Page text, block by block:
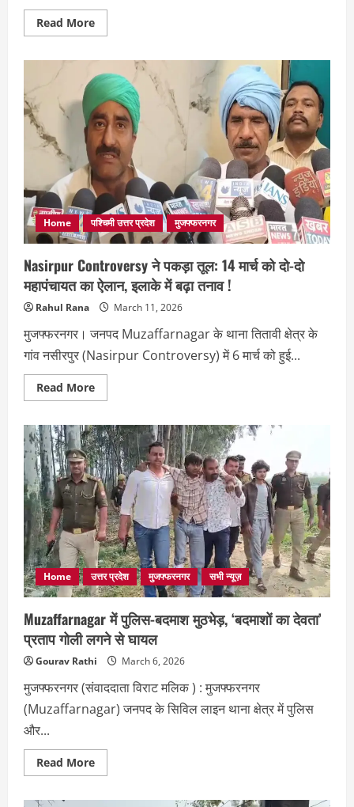
Read MoreRead
more
अवैध
वसूली
और
धमकी
का
आरोप,
पुलिस
जांच
में
जुटी
Home पश्चिमी उत्तर प्रदेश मुजफ्फरनगर
Nasirpur Controversy ने पकड़ा तूल: 14 मार्च को दो-दो
महापंचायत का ऐलान, इलाके में बढ़ा तनाव !
Rahul Rana March 11, 2026
मुजफ्फरनगर। जनपद Muzaffarnagar के थाना तितावी क्षेत्र के
गांव नसीरपुर (Nasirpur Controversy) में 6 मार्च को हुई...
Read MoreRead
more
Controversy
ने
पकड़ा
तूल:
14
मार्च
को
दो-
दो
महापंचायत
का
ऐलान,
इलाके
में
बढ़ा
तनाव
Home उत्तर प्रदेश मुजफ्फरनगर सभी न्यूज़
Muzaffarnagar में पुलिस-बदमाश मुठभेड़, ‘बदमाशों का देवता’
प्रताप गोली लगने से घायल
Gourav Rathi March 6, 2026
मुजफ्फरनगर (संवाददाता विराट मलिक ) : मुजफ्फरनगर
(Muzaffarnagar) जनपद के सिविल लाइन थाना क्षेत्र में पुलिस
और...
Read MoreRead
more